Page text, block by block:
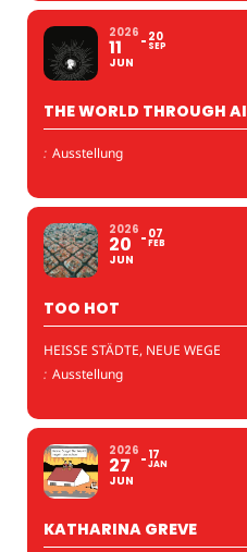
2026
11
JUN
20
SEP
THE WORLD THROUGH AI
: Ausstellung
2026
20
JUN
07
FEB
TOO HOT
HEISSE STÄDTE, NEUE WEGE
: Ausstellung
2026
27
JUN
17
JAN
KATHARINA GREVE